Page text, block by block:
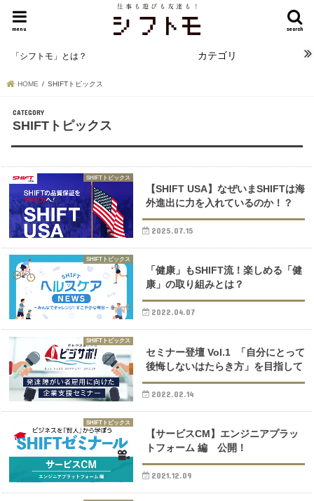
search
menu
「シフトモ」とは？ カテゴリ
HOME SHIFTトピックス
SHIFTトピックス
SHIFTトピックス
【SHIFT USA】なぜいまSHIFTは海
外進出に力を入れているのか！？
2025.07.15
SHIFTトピックス
「健康」もSHIFT流！楽しめる「健
康」の取り組みとは？
2022.04.07
SHIFTトピックス
セミナー登壇 Vol.1 「自分にとって
後悔しないはたらき方」を目指して​
2022.02.14
SHIFTトピックス
【サービスCM】エンジニアプラッ
トフォーム 編 公開！
2021.12.09